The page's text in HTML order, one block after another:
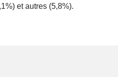
et autres (5,8%).